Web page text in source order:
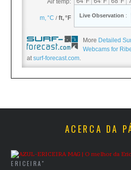
More Detailed
Webcams for
atsurf-forecast.com.
ACERCA DA
ERICEIRA"